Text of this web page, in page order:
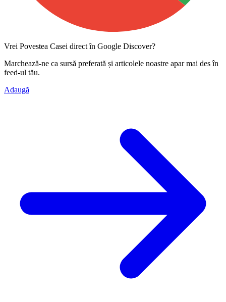
Vrei Povestea Casei direct în Google Discover?
Marchează-ne ca sursă preferată și articolele noastre apar mai des în
feed-ul tău.
Adaugă